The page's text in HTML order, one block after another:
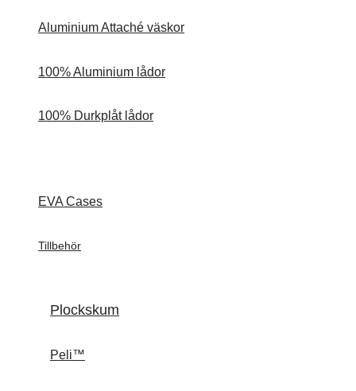
Aluminium Attaché väskor
100% Aluminium lådor
100% Durkplåt lådor
EVA Cases
Tillbehör
Plockskum
Peli™